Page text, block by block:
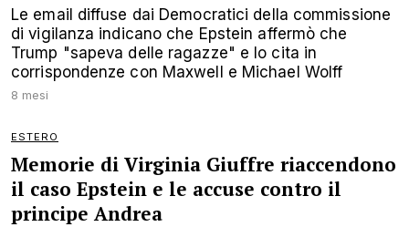
Le email diffuse dai Democratici della commissione
di vigilanza indicano che Epstein affermò che
Trump "sapeva delle ragazze" e lo cita in
corrispondenze con Maxwell e Michael Wolff
8 mesi
ESTERO
Memorie di Virginia Giuffre riaccendono
il caso Epstein e le accuse contro il
principe Andrea